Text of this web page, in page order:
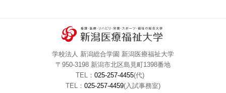
学校法人 新潟総合学園 新潟医療福祉大学
〒950-3198 新潟市北区島見町1398番地
TEL： 025-257-4455(代)
TEL： 025-257-4459(入試事務室)